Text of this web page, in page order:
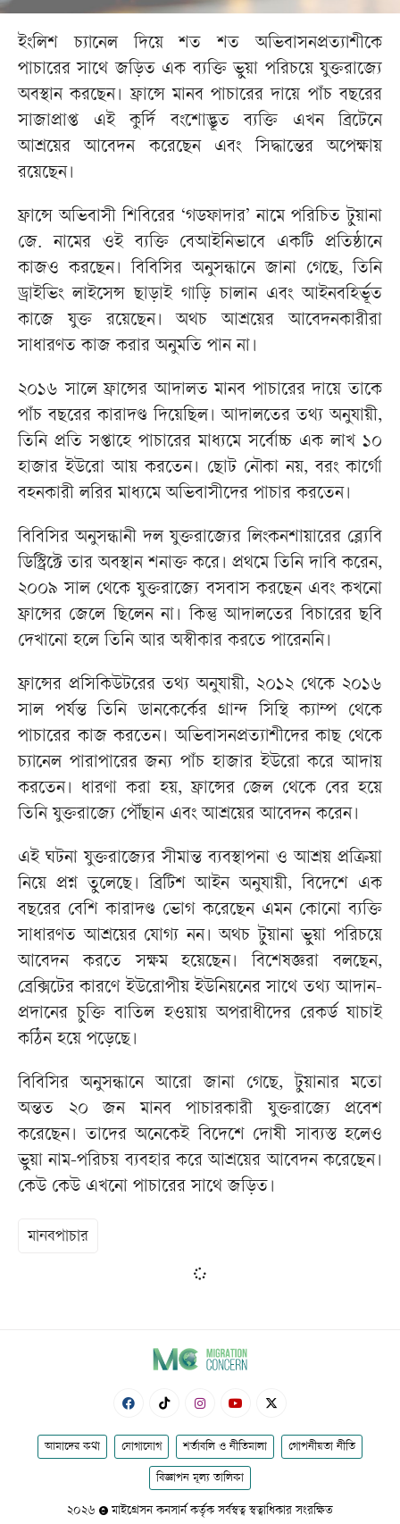
ইংলিশ চ্যানেল দিয়ে শত শত অভিবাসনপ্রত্যাশীকে
পাচারের সাথে জড়িত এক ব্যক্তি ভুয়া পরিচয়ে যুক্তরাজ্যে
অবস্থান করছেন। ফ্রান্সে মানব পাচারের দায়ে পাঁচ বছরের
সাজাপ্রাপ্ত এই কুর্দি বংশোদ্ভূত ব্যক্তি এখন ব্রিটেনে
আশ্রয়ের আবেদন করেছেন এবং সিদ্ধান্তের অপেক্ষায়
রয়েছেন।
ফ্রান্সে অভিবাসী শিবিরের ‘গডফাদার’ নামে পরিচিত টুয়ানা
জে. নামের ওই ব্যক্তি বেআইনিভাবে একটি প্রতিষ্ঠানে
কাজও করছেন। বিবিসির অনুসন্ধানে জানা গেছে, তিনি
ড্রাইভিং লাইসেন্স ছাড়াই গাড়ি চালান এবং আইনবহির্ভূত
কাজে যুক্ত রয়েছেন। অথচ আশ্রয়ের আবেদনকারীরা
সাধারণত কাজ করার অনুমতি পান না।
২০১৬ সালে ফ্রান্সের আদালত মানব পাচারের দায়ে তাকে
পাঁচ বছরের কারাদণ্ড দিয়েছিল। আদালতের তথ্য অনুযায়ী,
তিনি প্রতি সপ্তাহে পাচারের মাধ্যমে সর্বোচ্চ এক লাখ ১০
হাজার ইউরো আয় করতেন। ছোট নৌকা নয়, বরং কার্গো
বহনকারী লরির মাধ্যমে অভিবাসীদের পাচার করতেন।
বিবিসির অনুসন্ধানী দল যুক্তরাজ্যের লিংকনশায়ারের ব্ল্যেবি
ডিস্ট্রিক্টে তার অবস্থান শনাক্ত করে। প্রথমে তিনি দাবি করেন,
২০০৯ সাল থেকে যুক্তরাজ্যে বসবাস করছেন এবং কখনো
ফ্রান্সের জেলে ছিলেন না। কিন্তু আদালতের বিচারের ছবি
দেখানো হলে তিনি আর অস্বীকার করতে পারেননি।
ফ্রান্সের প্রসিকিউটরের তথ্য অনুযায়ী, ২০১২ থেকে ২০১৬
সাল পর্যন্ত তিনি ডানকের্কের গ্রান্দ সিন্থি ক্যাম্প থেকে
পাচারের কাজ করতেন। অভিবাসনপ্রত্যাশীদের কাছ থেকে
চ্যানেল পারাপারের জন্য পাঁচ হাজার ইউরো করে আদায়
করতেন। ধারণা করা হয়, ফ্রান্সের জেল থেকে বের হয়ে
তিনি যুক্তরাজ্যে পৌঁছান এবং আশ্রয়ের আবেদন করেন।
এই ঘটনা যুক্তরাজ্যের সীমান্ত ব্যবস্থাপনা ও আশ্রয় প্রক্রিয়া
নিয়ে প্রশ্ন তুলেছে। ব্রিটিশ আইন অনুযায়ী, বিদেশে এক
বছরের বেশি কারাদণ্ড ভোগ করেছেন এমন কোনো ব্যক্তি
সাধারণত আশ্রয়ের যোগ্য নন। অথচ টুয়ানা ভুয়া পরিচয়ে
আবেদন করতে সক্ষম হয়েছেন। বিশেষজ্ঞরা বলছেন,
ব্রেক্সিটের কারণে ইউরোপীয় ইউনিয়নের সাথে তথ্য আদান-
প্রদানের চুক্তি বাতিল হওয়ায় অপরাধীদের রেকর্ড যাচাই
কঠিন হয়ে পড়েছে।
বিবিসির অনুসন্ধানে আরো জানা গেছে, টুয়ানার মতো
অন্তত ২০ জন মানব পাচারকারী যুক্তরাজ্যে প্রবেশ
করেছেন। তাদের অনেকেই বিদেশে দোষী সাব্যস্ত হলেও
ভুয়া নাম-পরিচয় ব্যবহার করে আশ্রয়ের আবেদন করেছেন।
কেউ কেউ এখনো পাচারের সাথে জড়িত।
মানবপাচার
আমাদের কথা যোগাযোগ শর্তাবলি ও নীতিমালা গোপনীয়তা নীতি
বিজ্ঞাপন মূল্য তালিকা
২০২৬ মাইগ্রেসন কনসার্ন কর্তৃক সর্বস্বত্ব স্বত্বাধিকার সংরক্ষিত